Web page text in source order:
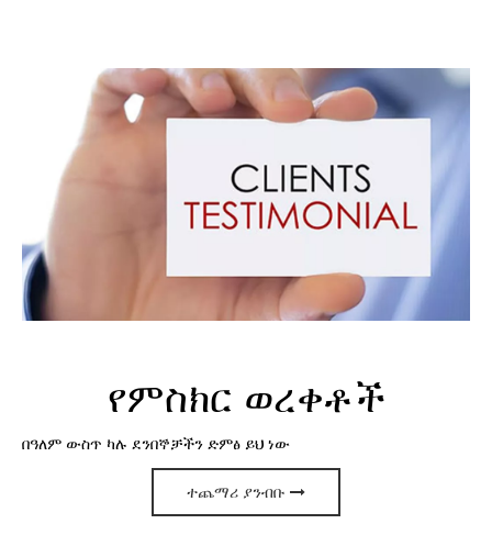
የምስክር ወረቀቶች
በዓለም ውስጥ ካሉ ደንበኞቻችን ድምፅ ይህ ነው
ተጨማሪ ያንብቡ